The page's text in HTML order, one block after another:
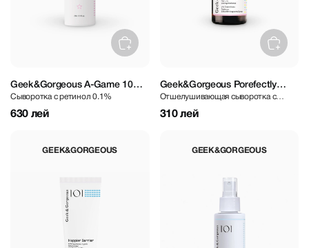
Geek&Gorgeous A-Game 10
0.1% Retinal Serum 30 ml
Сыворотка с ретинол 0.1%
630 лей
Geek&Gorgeous Porefectly
Clear Serum 30 ml
Отшелушивающая сыворотка с
салициловой кислотой 2%
310 лей
GEEK&GORGEOUS GEEK&GORGEOUS